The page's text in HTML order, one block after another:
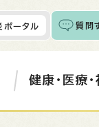
ポータル 質問
健康・医療